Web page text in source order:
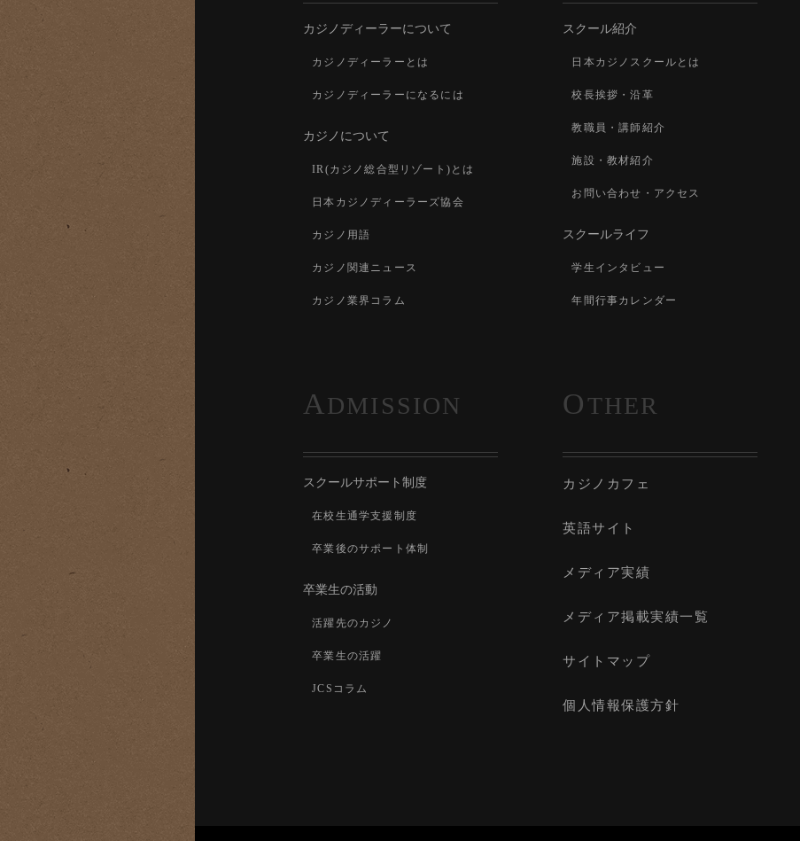
カジノディーラーについて
カジノディーラーとは
カジノディーラーになるには
カジノについて
IR(カジノ総合型リゾート)とは
日本カジノディーラーズ協会
カジノ用語
カジノ関連ニュース
カジノ業界コラム
スクール紹介
日本カジノスクールとは
校長挨拶・沿革
教職員・講師紹介
施設・教材紹介
お問い合わせ・アクセス
スクールライフ
学生インタビュー
年間行事カレンダー
A DMISSION
スクールサポート制度
在校生通学支援制度
卒業後のサポート体制
卒業生の活動
活躍先のカジノ
卒業生の活躍
JCSコラム
OTHER
カジノカフェ
英語サイト
メディア実績
メディア掲載実績一覧
サイトマップ
個人情報保護方針